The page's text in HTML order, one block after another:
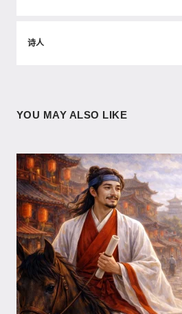
诗人
YOU MAY ALSO LIKE